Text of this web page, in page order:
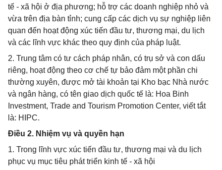
tế - xã hội ở địa phương; hỗ trợ các doanh nghiệp nhỏ và
vừa trên địa bàn tỉnh; cung cấp các dịch vụ sự nghiệp liên
quan đến hoạt động xúc tiến đầu tư, thương mại, du lịch
và các lĩnh vực khác theo quy định của pháp luật.
2. Trung tâm có tư cách pháp nhân, có trụ sở và con dấu
riêng, hoạt động theo cơ chế tự bảo đảm một phần chi
thường xuyên, được mở tài khoản tại Kho bạc Nhà nước
và ngân hàng, có tên giao dịch quốc tế là: Hoa Binh
Investment, Trade and Tourism Promotion Center, viết tắt
là: HIPC.
Điều 2. Nhiệm vụ và quyền hạn
1. Trong lĩnh vực xúc tiến đầu tư, thương mại và du lịch
phục vụ mục tiêu phát triển kinh tế - xã hội